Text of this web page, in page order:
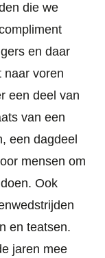
die we
en daar
naar voren
een deel van
van een
een dagdeel
mensen om
Ook
en teatsen.
jaren mee